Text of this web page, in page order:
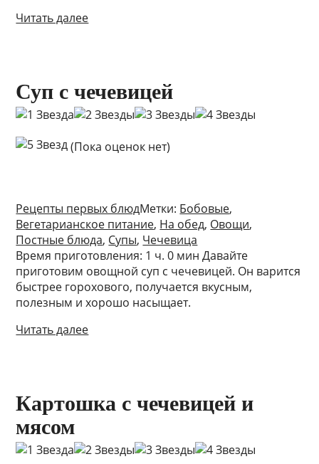
Читать далее
Суп с чечевицей
(Пока оценок нет)
Рецепты первых блюдМетки: Бобовые,
Вегетарианское питание, На обед, Овощи,
Постные блюда, Супы, Чечевица
Время приготовления: 1 ч. 0 мин Давайте
приготовим овощной суп с чечевицей. Он варится
быстрее горохового, получается вкусным,
полезным и хорошо насыщает.
Читать далее
Картошка с чечевицей и
мясом